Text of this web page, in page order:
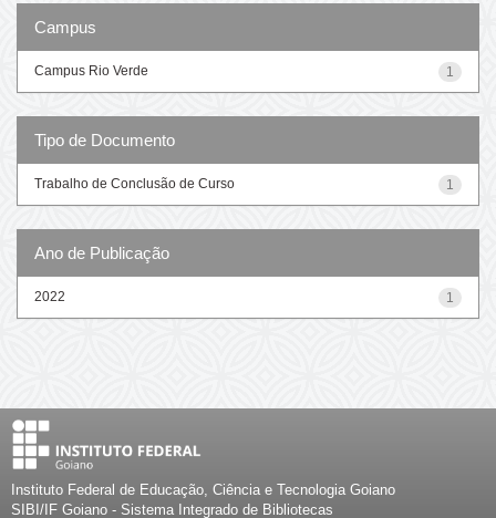
Campus
1
Campus Rio Verde
Tipo de Documento
1
Trabalho de Conclusão de Curso
Ano de Publicação
1
2022
Instituto Federal de Educação, Ciência e Tecnologia Goiano
SIBI/IF Goiano - Sistema Integrado de Bibliotecas